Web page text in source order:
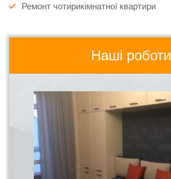
Ремонт чотирикімнатної квартири
Наші роботи